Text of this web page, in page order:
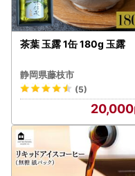
茶葉 玉露 1缶 180g 玉露
静岡県藤枝市
(5)
20,000